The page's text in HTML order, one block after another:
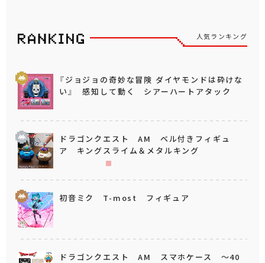
人気ランキング
『ジョジョの奇妙な冒険 ダイヤモンドは砕けな
い』 感知して動く シアーハートアタック
ドラゴンクエスト AM ベル付きフィギュ
ア キングスライム＆メタルキング
初音ミク T-most フィギュア
ドラゴンクエスト AM スマホケース ～40